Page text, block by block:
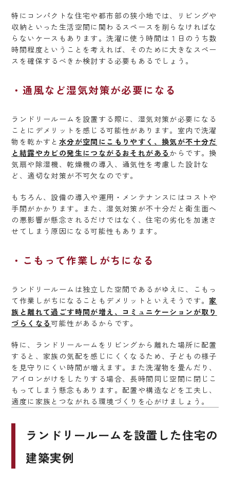
特にコンパクトな住宅や都市部の狭小地では、リビングや
収納といった生活空間に関わるスペースを削らなければな
らないケースもあります。洗濯に使う時間は１日のうち数
時間程度ということを考えれば、そのために大きなスペー
スを確保するべきか検討する必要もあるでしょう。
通風など湿気対策が必要になる
ランドリールームを設置する際に、湿気対策が必要になる
ことにデメリットを感じる可能性があります。室内で洗濯
物を乾かすと 水分が空間にこもりやすく、換気が不十分だ
と結露やカビの発生につながるおそれがある からです。換
気扇や除湿機、乾燥機の導入、通気性を考慮した設計な
ど、適切な対策が不可欠なのです。
もちろん、設備の導入や運用・メンテナンスにはコストや
手間がかかります。また、湿気対策が不十分だと衛生面へ
の悪影響が懸念されるだけではなく、住宅の劣化を加速さ
せてしまう原因になる可能性もあります。
こもって作業しがちになる
ランドリールームは独立した空間であるがゆえに、こもっ
て作業しがちになることもデメリットといえそうです。 家
族と離れて過ごす時間が増え、コミュニケーションが取り
づらくなる可能性があるからです。
特に、ランドリールームをリビングから離れた場所に配置
すると、家族の気配を感じにくくなるため、子どもの様子
を見守りにくい時間が増えます。また洗濯物を畳んだり、
アイロンがけをしたりする場合、長時間同じ空間に閉じこ
もってしまう懸念もあります。配置や構造などを工夫し、
適度に家族とつながれる環境づくりを心がけましょう。
ランドリールームを設置した住宅の
建築実例